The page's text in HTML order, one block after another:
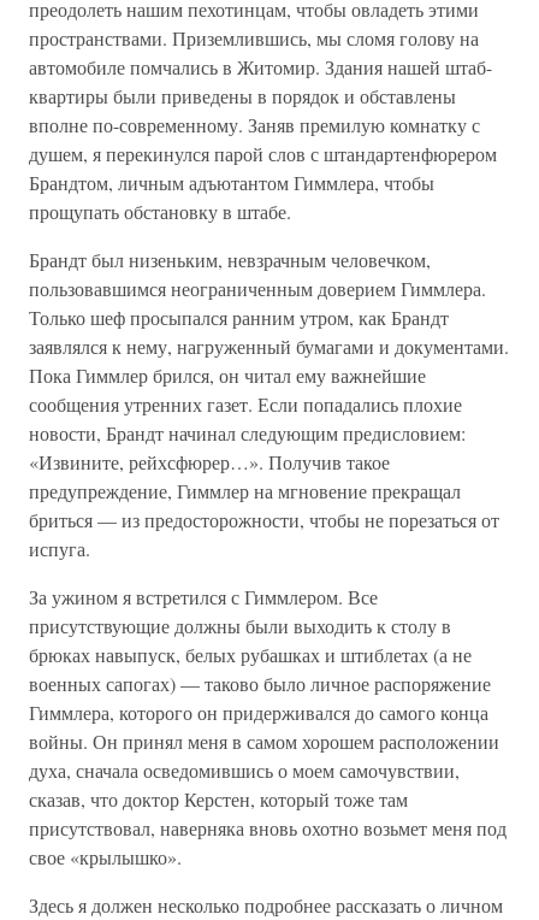
преодолеть нашим пехотинцам, чтобы овладеть этими
пространствами. Приземлившись, мы сломя голову на
автомобиле помчались в Житомир. Здания нашей штаб-
квартиры были приведены в порядок и обставлены
вполне по-современному. Заняв премилую комнатку с
душем, я перекинулся парой слов с штандартенфюрером
Брандтом, личным адъютантом Гиммлера, чтобы
прощупать обстановку в штабе.
Брандт был низеньким, невзрачным человечком,
пользовавшимся неограниченным доверием Гиммлера.
Только шеф просыпался ранним утром, как Брандт
заявлялся к нему, нагруженный бумагами и документами.
Пока Гиммлер брился, он читал ему важнейшие
сообщения утренних газет. Если попадались плохие
новости, Брандт начинал следующим предисловием:
«Извините, рейхсфюрер…». Получив такое
предупреждение, Гиммлер на мгновение прекращал
бриться — из предосторожности, чтобы не порезаться от
испуга.
За ужином я встретился с Гиммлером. Все
присутствующие должны были выходить к столу в
брюках навыпуск, белых рубашках и штиблетах (а не
военных сапогах) — таково было личное распоряжение
Гиммлера, которого он придерживался до самого конца
войны. Он принял меня в самом хорошем расположении
духа, сначала осведомившись о моем самочувствии,
сказав, что доктор Керстен, который тоже там
присутствовал, наверняка вновь охотно возьмет меня под
свое «крылышко».
Здесь я должен несколько подробнее рассказать о личном